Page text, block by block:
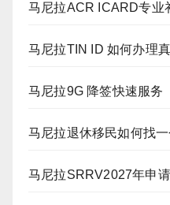
马尼拉ACR ICARD专业
马尼拉TIN ID 如何办理
马尼拉9G 降签快速服务
马尼拉退休移民如何找
马尼拉SRRV2027年申